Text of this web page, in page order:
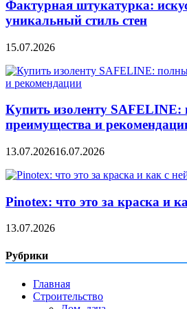
Фактурная штукатурка:
уникальный стиль стен
15.07.2026
Купить изоленту SAFELINE:
преимущества и
13.07.202616.07.2026
Pinotex: что это за краска и
13.07.2026
Рубрики
Главная
Строительство